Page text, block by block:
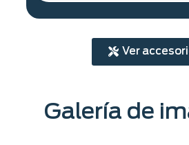
Ver
Galería de